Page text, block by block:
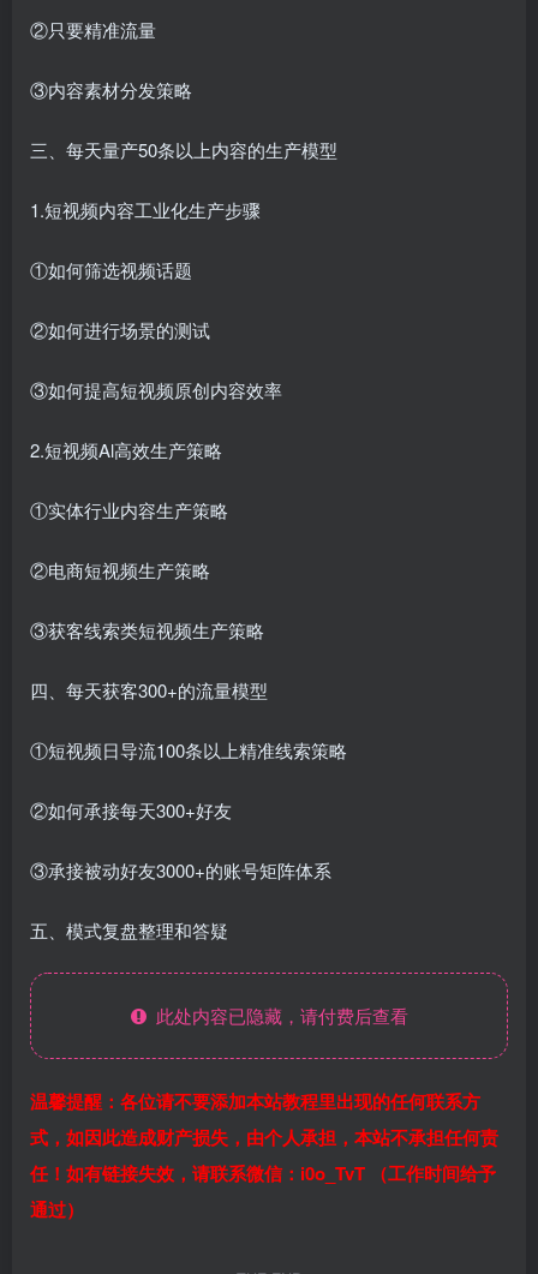
②只要精准流量
③内容素材分发策略
三、每天量产50条以上内容的生产模型
1.短视频内容工业化生产步骤
①如何筛选视频话题
②如何进行场景的测试
③如何提高短视频原创内容效率
2.短视频Al高效生产策略
①实体行业内容生产策略
②电商短视频生产策略
③获客线索类短视频生产策略
四、每天获客300+的流量模型
①短视频日导流100条以上精准线索策略
②如何承接每天300+好友
③承接被动好友3000+的账号矩阵体系
五、模式复盘整理和答疑
此处内容已隐藏，请付费后查看
温馨提醒：各位请不要添加本站教程里出现的任何联系方
式，如因此造成财产损失，由个人承担，本站不承担任何责
任！如有链接失效，请联系微信：i0o_TvT （工作时间给予
通过）